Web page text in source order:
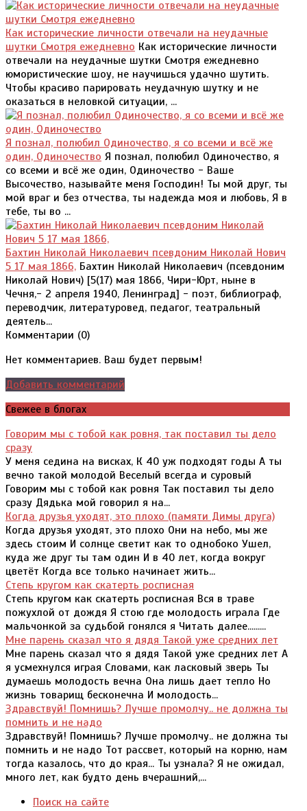
Как исторические личности отвечали на неудачные
шутки Смотря ежедневно Как исторические личности
отвечали на неудачные шутки Смотря ежедневно
юмористические шоу, не научишься удачно шутить.
Чтобы красиво парировать неудачную шутку и не
оказаться в неловкой ситуации, ...
Я познал, полюбил Одиночество, я со всеми и всё же
один, Одиночество Я познал, полюбил Одиночество, я
со всеми и всё же один, Одиночество - Ваше
Высочество, называйте меня Господин! Ты мой друг, ты
мой враг и без отчества, ты надежда моя и любовь, Я в
тебе, ты во ...
Бахтин Николай Николаевич псевдоним Николай Нович
5 17 мая 1866, Бахтин Николай Николаевич (псевдоним
Николай Нович) [5(17) мая 1866, Чири-Юрт, ныне в
Чечня,- 2 апреля 1940, Ленинград] - поэт, библиограф,
переводчик, литературовед, педагог, театральный
деятель...
Комментарии (0)
Нет комментариев. Ваш будет первым!
Добавить комментарий
Свежее в блогах
Говорим мы с тобой как ровня, так поставил ты дело
сразу
У меня седина на висках, К 40 уж подходят годы А ты
вечно такой молодой Веселый всегда и суровый
Говорим мы с тобой как ровня Так поставил ты дело
сразу Дядька мой говорил я на...
Когда друзья уходят, это плохо (памяти Димы друга)
Когда друзья уходят, это плохо Они на небо, мы же
здесь стоим И солнце светит как то однобоко Ушел,
куда же друг ты там один И в 40 лет, когда вокруг
цветёт Когда все только начинает жить...
Степь кругом как скатерть росписная
Степь кругом как скатерть росписная Вся в траве
пожухлой от дождя Я стою где молодость играла Где
мальчонкой за судьбой гонялся я Читать далее.........
Мне парень сказал что я дядя Такой уже средних лет
Мне парень сказал что я дядя Такой уже средних лет А
я усмехнулся играя Словами, как ласковый зверь Ты
думаешь молодость вечна Она лишь дает тепло Но
жизнь товарищ бесконечна И молодость...
Здравствуй! Помнишь? Лучше промолчу.. не должна ты
помнить и не надо
Здравствуй! Помнишь? Лучше промолчу.. не должна ты
помнить и не надо Тот рассвет, который на корню, нам
тогда казалось, что до края... Ты узнала? Я не ожидал,
много лет, как будто день вчерашний,...
Поиск на сайте